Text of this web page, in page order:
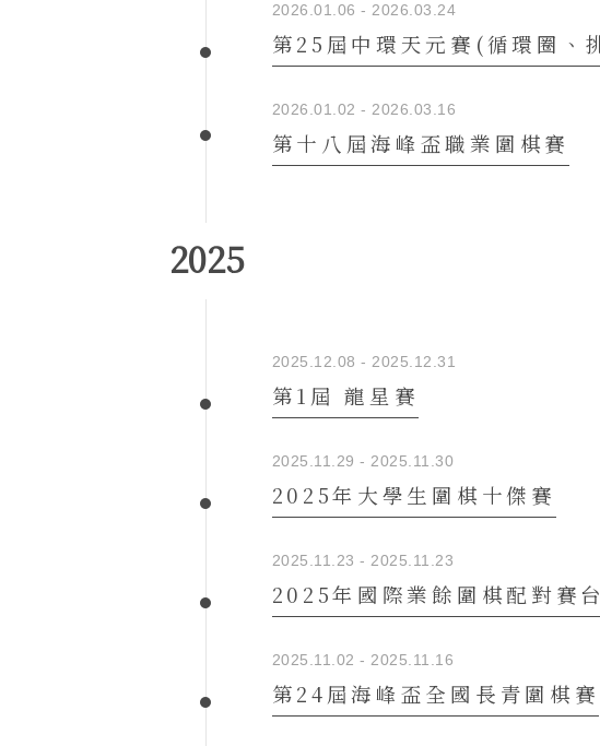
2026.01.06 - 2026.03.24
第25屆中環天元賽(循環圈、
2026.01.02 - 2026.03.16
第十八屆海峰盃職業圍棋賽
2025.12.08 - 2025.12.31
第1屆 龍星賽
2025.11.29 - 2025.11.30
2025年大學生圍棋十傑賽
2025.11.23 - 2025.11.23
2025年國際業餘圍棋配對賽
2025.11.02 - 2025.11.16
第24屆海峰盃全國長青圍棋賽